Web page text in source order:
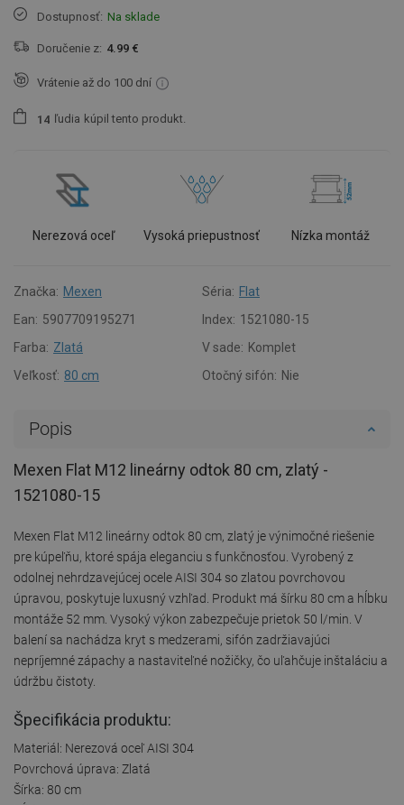
Dostupnosť: Na sklade
Doručenie z: 4.99 €
Vrátenie až do 100 dní
1 4 ľudia kúpil tento produkt.
Nerezová oceľ Vysoká priepustnosť Nízka montáž
Značka: Mexen Séria: Flat
Ean: 5907709195271 Index: 1521080-15
Farba: Zlatá V sade: Komplet
Veľkosť: 80 cm Otočný sifón: Nie
Popis
Mexen Flat M12 lineárny odtok 80 cm, zlatý -
1521080-15
Mexen Flat M12 lineárny odtok 80 cm, zlatý je výnimočné riešenie
pre kúpeľňu, ktoré spája eleganciu s funkčnosťou. Vyrobený z
odolnej nehrdzavejúcej ocele AISI 304 so zlatou povrchovou
úpravou, poskytuje luxusný vzhľad. Produkt má šírku 80 cm a hĺbku
montáže 52 mm. Vysoký výkon zabezpečuje prietok 50 l/min. V
balení sa nachádza kryt s medzerami, sifón zadržiavajúci
nepríjemné zápachy a nastaviteľné nožičky, čo uľahčuje inštaláciu a
údržbu čistoty.
Špecifikácia produktu:
Materiál: Nerezová oceľ AISI 304
Povrchová úprava: Zlatá
Šírka: 80 cm